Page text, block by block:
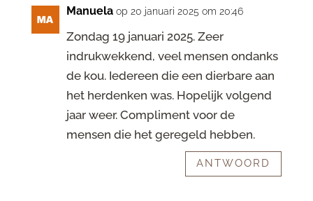
Manuela op 20 januari 2025 om 20:46
Zondag 19 januari 2025. Zeer
indrukwekkend, veel mensen ondanks
de kou. Iedereen die een dierbare aan
het herdenken was. Hopelijk volgend
jaar weer. Compliment voor de
mensen die het geregeld hebben.
ANTWOORD